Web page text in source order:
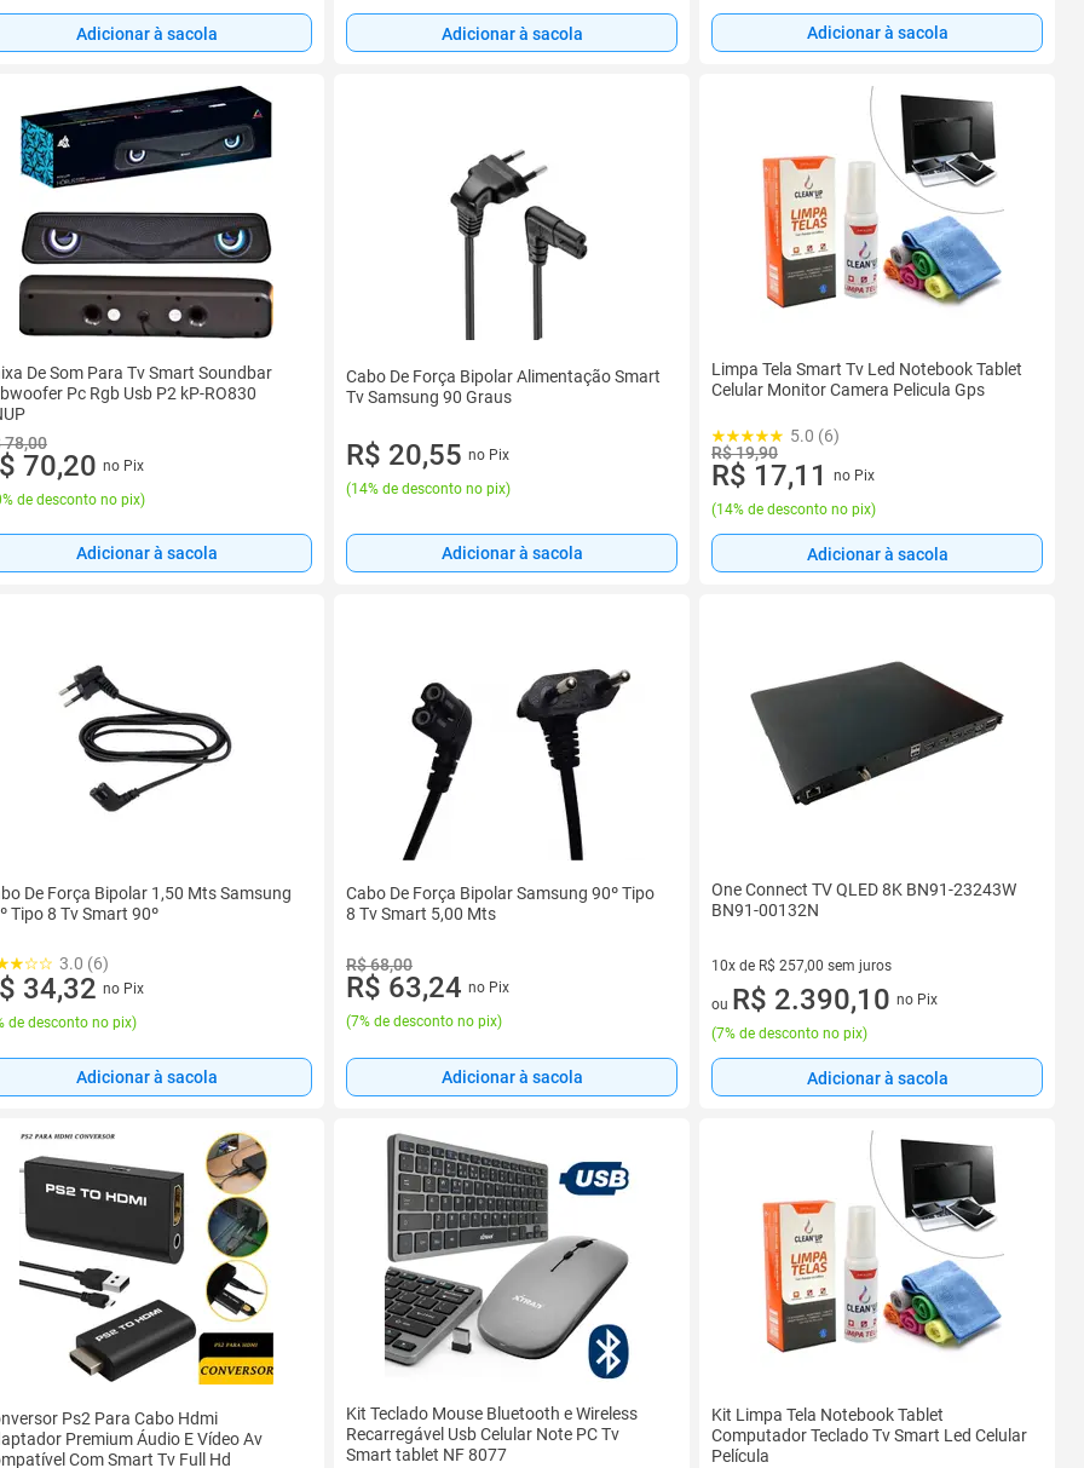
Adicionar à sacola Adicionar à sacola Adicionar à sacola
De Som Para Tv Smart Soundbar
Pc Rgb Usb P2 kP-RO830
78,00
70,20 no Pix
de desconto no pix)
Adicionar à sacola
Cabo De Força Bipolar Alimentação Smart
Tv Samsung 90 Graus
R$ 20,55 no Pix
(14% de desconto no pix)
Adicionar à sacola
Limpa Tela Smart Tv Led Notebook Tablet
Celular Monitor Camera Pelicula Gps
5.0 (6)
R$ 19,90
R$ 17,11
no Pix
(14% de desconto no pix)
Adicionar à sacola
De Força Bipolar 1,50 Mts Samsung
Tipo 8 Tv Smart 90º
3.0 (6)
34,32 no Pix
de desconto no pix)
Adicionar à sacola
Cabo De Força Bipolar Samsung 90º Tipo
8 Tv Smart 5,00 Mts
R$ 68,00
R$ 63,24 no Pix
(7% de desconto no pix)
Adicionar à sacola
One Connect TV QLED 8K BN91-23243W
BN91-00132N
10x de R$ 257,00 sem juros
10 vez de R$ 257,00 sem juros
ou R$ 2.390,10 no Pix
(7% de desconto no pix)
Adicionar à sacola
Ps2 Para Cabo Hdmi
Premium Áudio E Vídeo Av
Com Smart Tv Full Hd
Kit Teclado Mouse Bluetooth e Wireless
Recarregável Usb Celular Note PC Tv
Smart tablet NF 8077
Kit Limpa Tela Notebook Tablet
Computador Teclado Tv Smart Led Celular
Película